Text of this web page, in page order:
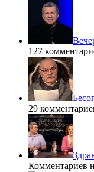
127
29
Комментариев